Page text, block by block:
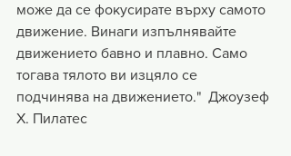
може да се фокусирате върху самото
движение. Винаги изпълнявайте
движението бавно и плавно. Само
тогава тялото ви изцяло се
подчинява на движението."  Джоузеф
Х. Пилатес